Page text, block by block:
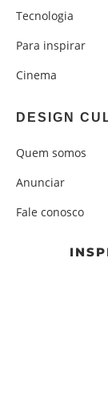
Tecnologia
Para inspirar
Cinema
DESIGN
Quem somos
Anunciar
Fale conosco